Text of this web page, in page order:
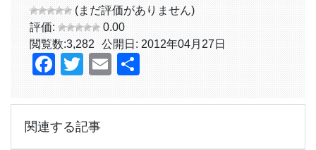
(まだ評価がありません)
評価:
0.00
閲覧数:3,282 公開日: 2012年04月27日
Facebook
TwitterEmail
関連する記事